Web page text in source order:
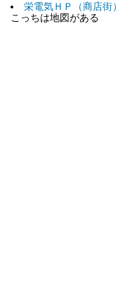
栄電気ＨＰ（商店街）
こっちは地図がある